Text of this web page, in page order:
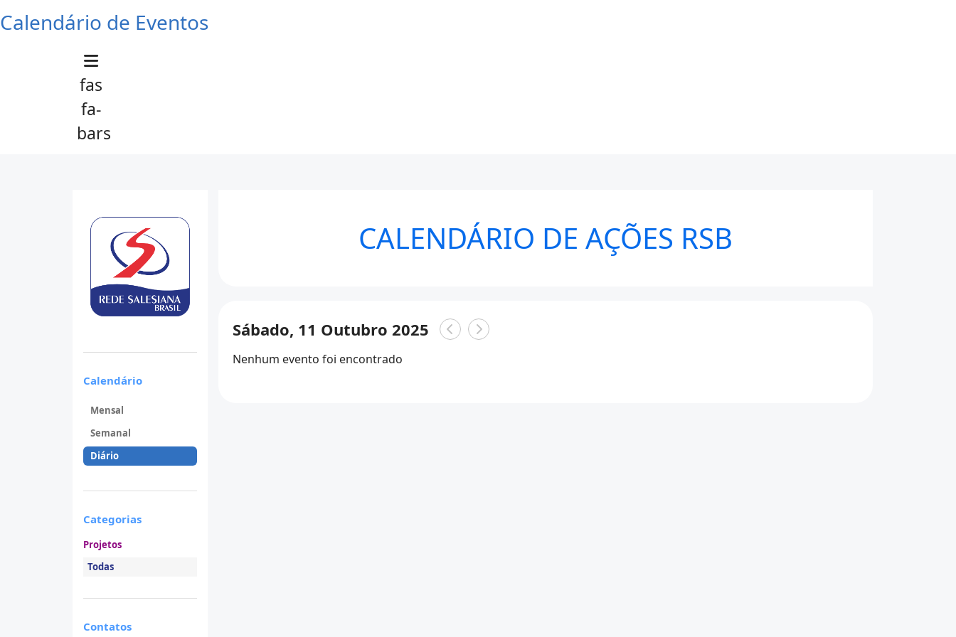
Calendário de Eventos
fas
fa-
bars
Calendário
Mensal
Semanal
Diário
Categorias
Projetos
Todas
Contatos
CALENDÁRIO DE AÇÕES RSB
Sábado, 11 Outubro 2025
Nenhum evento foi encontrado